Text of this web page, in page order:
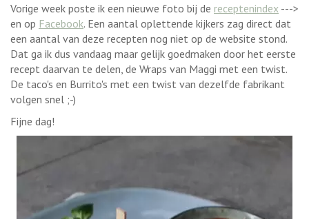
Vorige week poste ik een nieuwe foto bij de receptenindex --->
en op Facebook. Een aantal oplettende kijkers zag direct dat
een aantal van deze recepten nog niet op de website stond.
Dat ga ik dus vandaag maar gelijk goedmaken door het eerste
recept daarvan te delen, de Wraps van Maggi met een twist.
De taco's en Burrito's met een twist van dezelfde fabrikant
volgen snel ;-)
Fijne dag!